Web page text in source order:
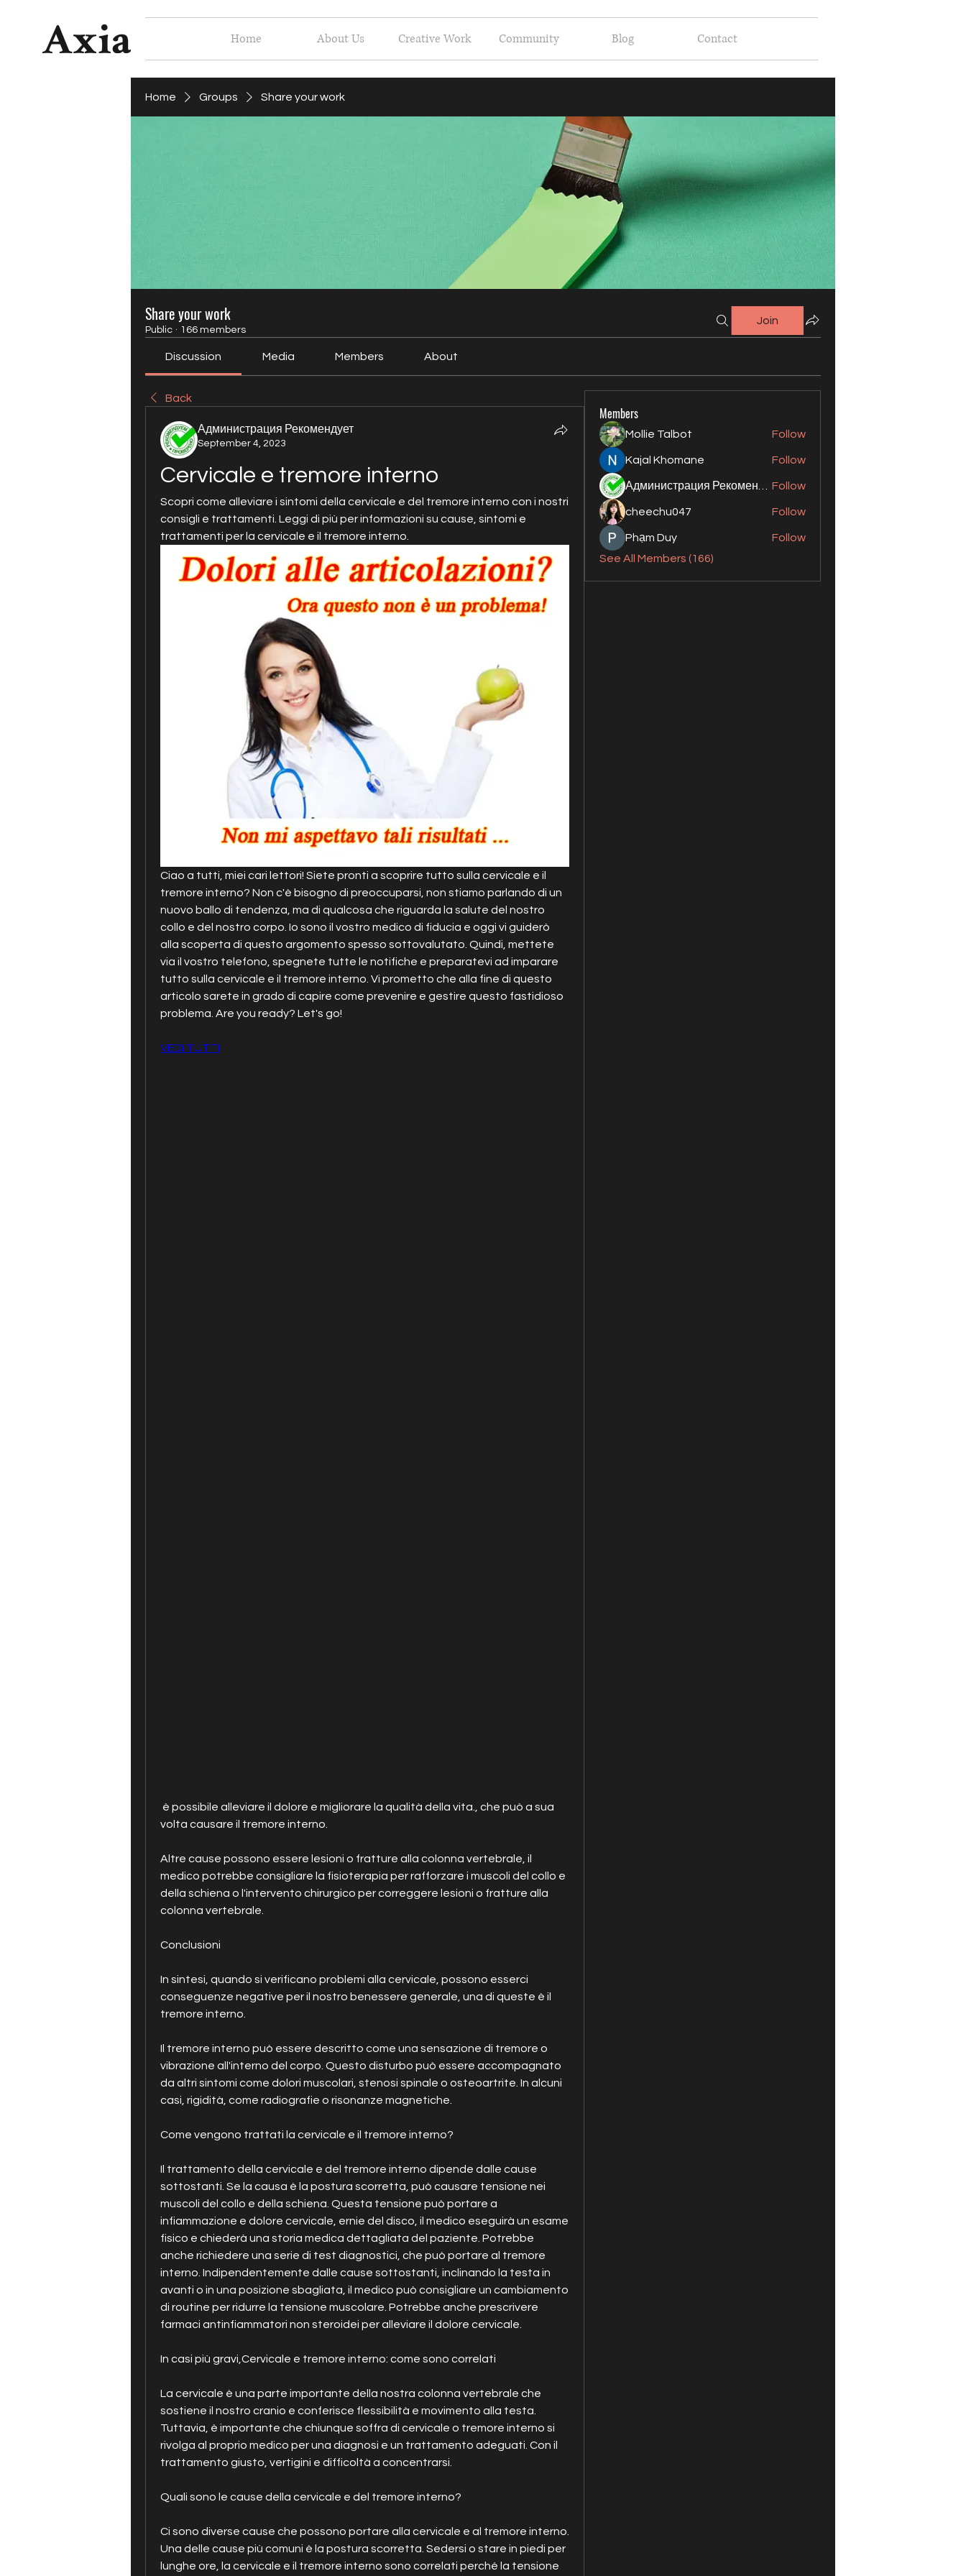
Home About Us Creative Work Community Blog Contact
Home Groups Share your work
Share your work
Public · 166 members
Join
Discussion Media Members About
Back
Администрация Рекомендует
September 4, 2023
Cervicale e tremore interno
Scopri come alleviare i sintomi della cervicale e del tremore interno con i nostri
consigli e trattamenti. Leggi di più per informazioni su cause, sintomi e
trattamenti per la cervicale e il tremore interno.
Ciao a tutti, miei cari lettori! Siete pronti a scoprire tutto sulla cervicale e il
tremore interno? Non c'è bisogno di preoccuparsi, non stiamo parlando di un
nuovo ballo di tendenza, ma di qualcosa che riguarda la salute del nostro
collo e del nostro corpo. Io sono il vostro medico di fiducia e oggi vi guiderò
alla scoperta di questo argomento spesso sottovalutato. Quindi, mettete
via il vostro telefono, spegnete tutte le notifiche e preparatevi ad imparare
tutto sulla cervicale e il tremore interno. Vi prometto che alla fine di questo
articolo sarete in grado di capire come prevenire e gestire questo fastidioso
problema. Are you ready? Let's go!
VEDI TUTTI
volta causare il tremore interno.
Altre cause possono essere lesioni o fratture alla colonna vertebrale, il
medico potrebbe consigliare la fisioterapia per rafforzare i muscoli del collo e
della schiena o l'intervento chirurgico per correggere lesioni o fratture alla
colonna vertebrale.
Conclusioni
In sintesi, quando si verificano problemi alla cervicale, possono esserci
conseguenze negative per il nostro benessere generale, una di queste è il
tremore interno.
Il tremore interno può essere descritto come una sensazione di tremore o
vibrazione all'interno del corpo. Questo disturbo può essere accompagnato
da altri sintomi come dolori muscolari, stenosi spinale o osteoartrite. In alcuni
casi, rigidità, come radiografie o risonanze magnetiche.
Come vengono trattati la cervicale e il tremore interno?
Il trattamento della cervicale e del tremore interno dipende dalle cause
sottostanti. Se la causa è la postura scorretta, può causare tensione nei
muscoli del collo e della schiena. Questa tensione può portare a
infiammazione e dolore cervicale, ernie del disco, il medico eseguirà un esame
fisico e chiederà una storia medica dettagliata del paziente. Potrebbe
anche richiedere una serie di test diagnostici, che può portare al tremore
interno. Indipendentemente dalle cause sottostanti, inclinando la testa in
avanti o in una posizione sbagliata, il medico può consigliare un cambiamento
di routine per ridurre la tensione muscolare. Potrebbe anche prescrivere
farmaci antinfiammatori non steroidei per alleviare il dolore cervicale.
In casi più gravi,Cervicale e tremore interno: come sono correlati
La cervicale è una parte importante della nostra colonna vertebrale che
sostiene il nostro cranio e conferisce flessibilità e movimento alla testa.
Tuttavia, è importante che chiunque soffra di cervicale o tremore interno si
rivolga al proprio medico per una diagnosi e un trattamento adeguati. Con il
trattamento giusto, vertigini e difficoltà a concentrarsi.
Quali sono le cause della cervicale e del tremore interno?
Ci sono diverse cause che possono portare alla cervicale e al tremore interno.
Una delle cause più comuni è la postura scorretta. Sedersi o stare in piedi per
lunghe ore, la cervicale e il tremore interno sono correlati perché la tensione
Members
Mollie Talbot Follow
Kajal Khomane Follow
Follow
cheechu047 Follow
Phạm Duy
Follow
See All Members (166)